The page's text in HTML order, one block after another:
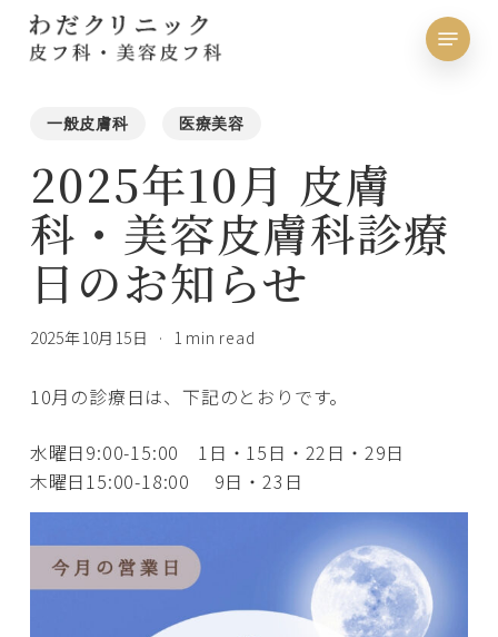
Skip
Menu
一般皮膚科 医療美容
2025年10月 皮膚
科・美容皮膚科診療
日のお知らせ
2025年10月15日 1 min read
10月の診療日は、下記のとおりです。
水曜日9:00-15:00 1日・15日・22日・29日
木曜日15:00-18:00 9日・23日
Close